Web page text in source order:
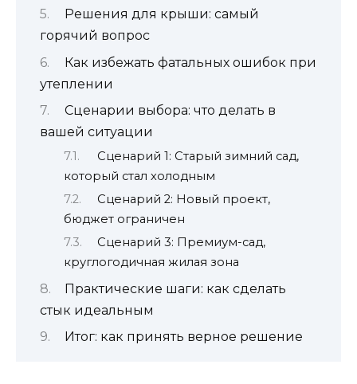
Решения для крыши: самый
горячий вопрос
Как избежать фатальных ошибок при
утеплении
Сценарии выбора: что делать в
вашей ситуации
Сценарий 1: Старый зимний сад,
который стал холодным
Сценарий 2: Новый проект,
бюджет ограничен
Сценарий 3: Премиум-сад,
круглогодичная жилая зона
Практические шаги: как сделать
стык идеальным
Итог: как принять верное решение